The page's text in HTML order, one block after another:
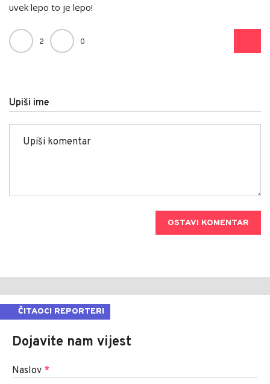
uvek lepo to je lepo!
2 0
Upiši ime
OSTAVI KOMENTAR
ČITAOCI REPORTERI
Dojavite nam vijest
Naslov *